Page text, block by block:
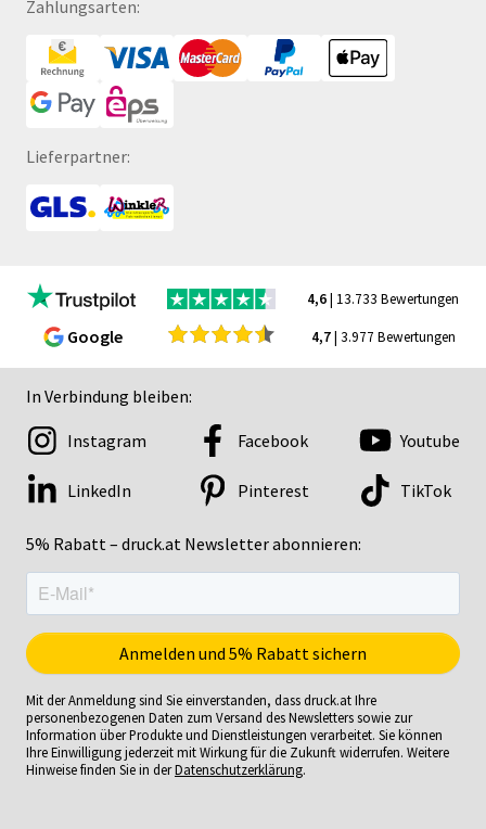
Zahlungsarten:
Lieferpartner:
4,6| 13.733 Bewertungen
Google 4,7| 3.977 Bewertungen
In Verbindung bleiben:
5% Rabatt – druck.at Newsletter abonnieren:
Instagram Facebook Youtube
LinkedIn Pinterest TikTok
Mit der Anmeldung sind Sie einverstanden, dass druck.at Ihre
personenbezogenen Daten zum Versand des Newsletters sowie zur
Information über Produkte und Dienstleistungen verarbeitet. Sie können
Ihre Einwilligung jederzeit mit Wirkung für die Zukunft widerrufen. Weitere
Hinweise finden Sie in derDatenschutzerklärung.